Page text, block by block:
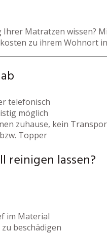
Ihrer Matratzen
zu ihrem Wohnort
telefonisch
möglich
zuhause, kein
Topper
reinigen lassen?
im Material
beschädigen